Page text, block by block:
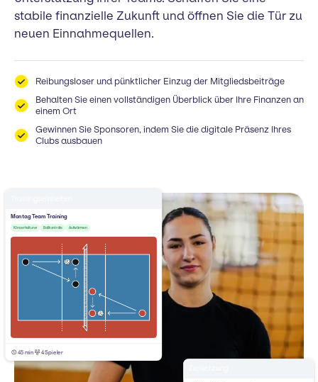
stabile finanzielle Zukunft und öffnen Sie die Tür zu
neuen Einnahmequellen.
Reibungsloser und pünktlicher Einzug der Mitgliedsbeiträge
Behalten Sie einen vollständigen Überblick über Ihre Finanzen an
einem Ort
Gewinnen Sie Sponsoren, indem Sie die digitale Präsenz Ihres
Clubs ausbauen
Montag Team Training
Körperhaltung Ballkontrolle Aufwärmen
45 min 4 Spieler